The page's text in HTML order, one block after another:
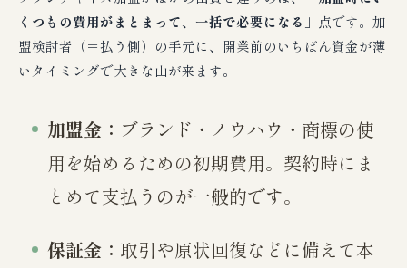
くつもの費用がまとまって、一括で必要になる」 点です。加
盟検討者（＝払う側）の手元に、開業前のいちばん資金が薄
いタイミングで大きな山が来ます。
加盟金： ブランド・ノウハウ・商標の使
用を始めるための初期費用。契約時にま
とめて支払うのが一般的です。
保証金： 取引や原状回復などに備えて本